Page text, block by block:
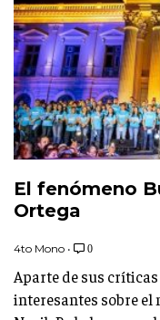
El fenómeno
Ortega
4to Mono • 0
Aparte de sus
interesantes sobre el